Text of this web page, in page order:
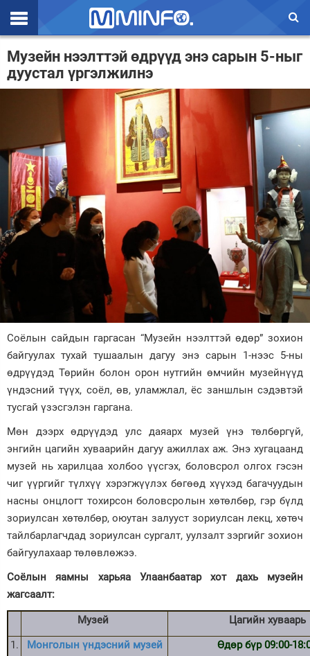
Эхлэл
Цаг агаар
Эдийн засаг
Үзэл бодол
Спорт
Нийгэм
Дэлхий
Энтертайнмэнт
Зурхай
Музейн нээлттэй өдрүүд энэ сарын 5-ныг
дуустал үргэлжилнэ
Соёлын сайдын гаргасан “Музейн нээлттэй өдөр” зохион
байгуулах тухай тушаалын дагуу энэ сарын 1-нээс 5-ны
өдрүүдэд Төрийн болон орон нутгийн өмчийн музейнүүд
үндэсний түүх, соёл, өв, уламжлал, ёс заншлын сэдэвтэй
тусгай үзэсгэлэн гаргана.
Мөн дээрх өдрүүдэд улс даяарх музей үнэ төлбөргүй,
энгийн цагийн хуваарийн дагуу ажиллах аж. Энэ хугацаанд
музей нь харилцаа холбоо үүсгэх, боловсрол олгох гэсэн
чиг үүргийг түлхүү хэрэгжүүлэх бөгөөд хүүхэд багачуудын
насны онцлогт тохирсон боловсролын хөтөлбөр, гэр бүлд
зориулсан хөтөлбөр, оюутан залууст зориулсан лекц, хөтөч
тайлбарлагчдад зориулсан сургалт, уулзалт зэргийг зохион
байгуулахаар төлөвлөжээ.
Соёлын яамны харьяа Улаанбаатар хот дахь музейн
жагсаалт:
Музей
Цагийн хуваарь
1.
Монголын үндэсний музей Өдөр бүр 09:00-